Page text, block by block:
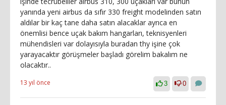
yanında yeni airbus da sıfır 330 freight modelinden satın
aldılar bir kaç tane daha satın alacaklar ayrıca en
önemlisi bence uçak bakım hangarları, teknisyenleri
mühendisleri var dolayısıyla buradan thy işine çok
yarayacaktır görüşmeler başladı görelim bakalım ne
olacaktır..
13 yıl önce 3 0